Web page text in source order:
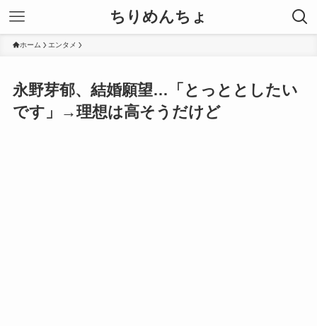
ちりめんちょ
ホーム エンタメ
永野芽郁、結婚願望…「とっととしたい
です」→理想は高そうだけど